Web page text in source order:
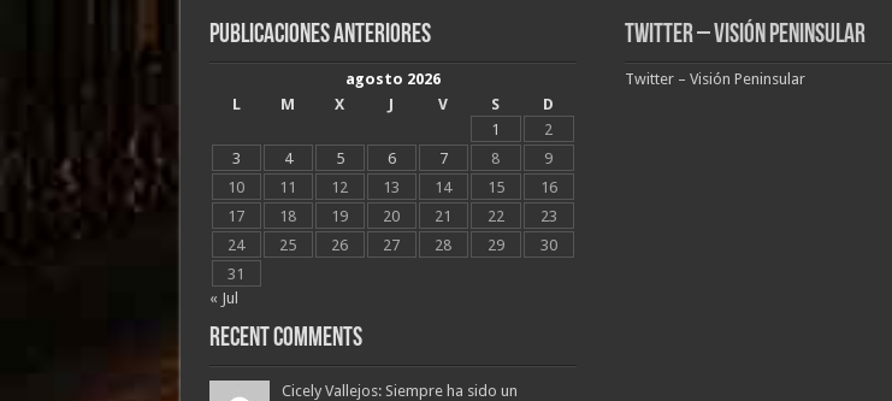
Publicaciones Anteriores
agosto 2026
L
M X J V S
D
1
2
3
4 5 6 7 8
9
10
11 12 13 14 15
16
17
18 19 20 21 22
23
24
25 26 27 28 29
30
31
« Jul
Recent Comments
Cicely Vallejos: Siempre ha sido un
Twitter – Visión Peninsular
Twitter – Visión Peninsular